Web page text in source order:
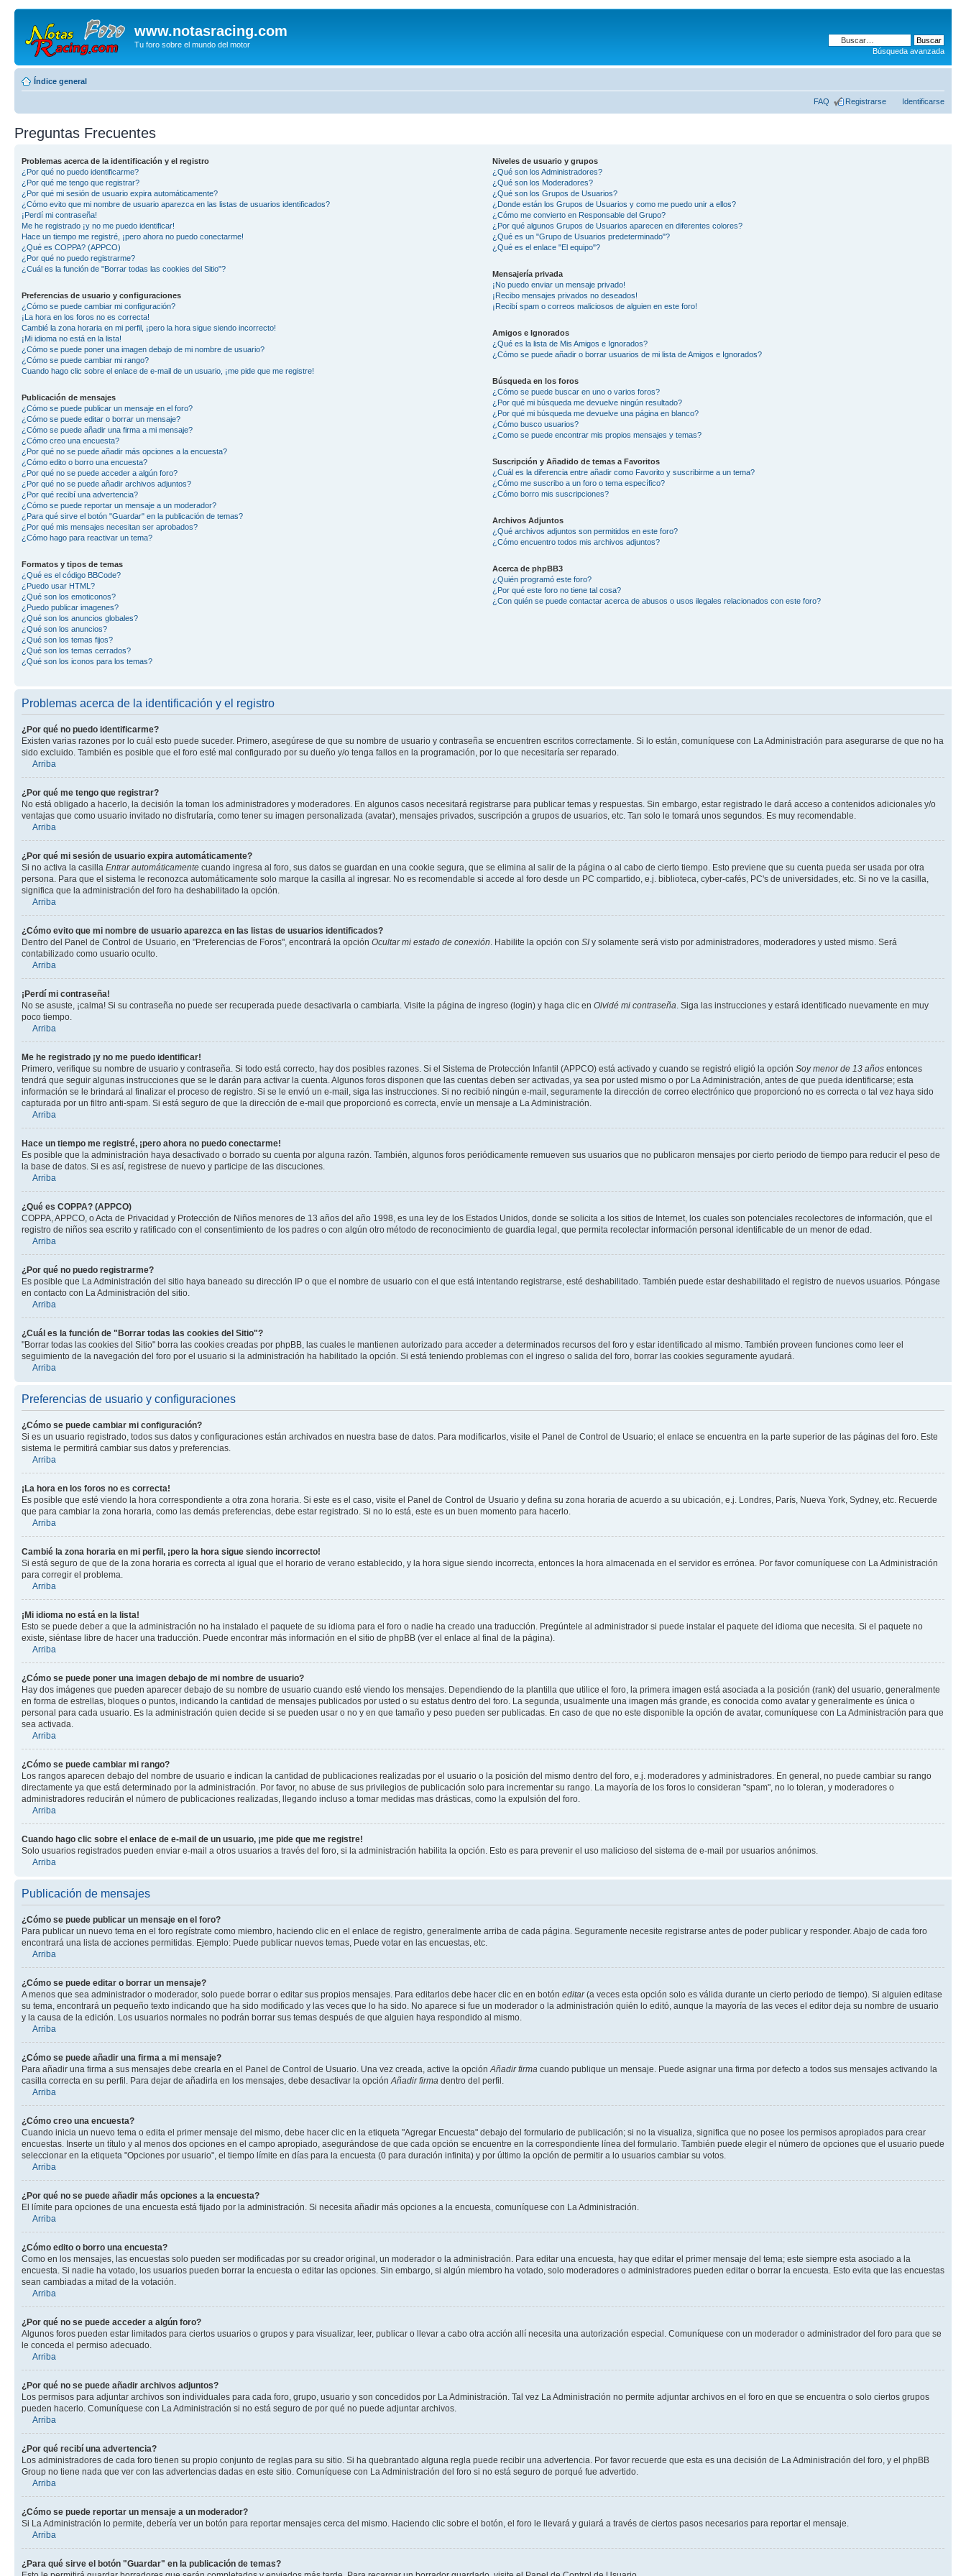
www.notasracing.com
Tu foro sobre el mundo del motor
Búsqueda avanzada
Índice general
FAQ Registrarse Identificarse
Preguntas Frecuentes
Problemas acerca de la identificación y el registro
¿Por qué no puedo identificarme?
¿Por qué me tengo que registrar?
¿Por qué mi sesión de usuario expira automáticamente?
¿Cómo evito que mi nombre de usuario aparezca en las listas de usuarios identificados?
¡Perdí mi contraseña!
Me he registrado ¡y no me puedo identificar!
Hace un tiempo me registré, ¡pero ahora no puedo conectarme!
¿Qué es COPPA? (APPCO)
¿Por qué no puedo registrarme?
¿Cuál es la función de "Borrar todas las cookies del Sitio"?
Preferencias de usuario y configuraciones
¿Cómo se puede cambiar mi configuración?
¡La hora en los foros no es correcta!
Cambié la zona horaria en mi perfil, ¡pero la hora sigue siendo incorrecto!
¡Mi idioma no está en la lista!
¿Cómo se puede poner una imagen debajo de mi nombre de usuario?
¿Cómo se puede cambiar mi rango?
Cuando hago clic sobre el enlace de e-mail de un usuario, ¡me pide que me registre!
Publicación de mensajes
¿Cómo se puede publicar un mensaje en el foro?
¿Cómo se puede editar o borrar un mensaje?
¿Cómo se puede añadir una firma a mi mensaje?
¿Cómo creo una encuesta?
¿Por qué no se puede añadir más opciones a la encuesta?
¿Cómo edito o borro una encuesta?
¿Por qué no se puede acceder a algún foro?
¿Por qué no se puede añadir archivos adjuntos?
¿Por qué recibí una advertencia?
¿Cómo se puede reportar un mensaje a un moderador?
¿Para qué sirve el botón "Guardar" en la publicación de temas?
¿Por qué mis mensajes necesitan ser aprobados?
¿Cómo hago para reactivar un tema?
Formatos y tipos de temas
¿Qué es el código BBCode?
¿Puedo usar HTML?
¿Qué son los emoticonos?
¿Puedo publicar imagenes?
¿Qué son los anuncios globales?
¿Qué son los anuncios?
¿Qué son los temas fijos?
¿Qué son los temas cerrados?
¿Qué son los iconos para los temas?
Niveles de usuario y grupos
¿Qué son los Administradores?
¿Qué son los Moderadores?
¿Qué son los Grupos de Usuarios?
¿Donde están los Grupos de Usuarios y como me puedo unir a ellos?
¿Cómo me convierto en Responsable del Grupo?
¿Por qué algunos Grupos de Usuarios aparecen en diferentes colores?
¿Qué es un "Grupo de Usuarios predeterminado"?
¿Qué es el enlace "El equipo"?
Mensajería privada
¡No puedo enviar un mensaje privado!
¡Recibo mensajes privados no deseados!
¡Recibí spam o correos maliciosos de alguien en este foro!
Amigos e Ignorados
¿Qué es la lista de Mis Amigos e Ignorados?
¿Cómo se puede añadir o borrar usuarios de mi lista de Amigos e Ignorados?
Búsqueda en los foros
¿Cómo se puede buscar en uno o varios foros?
¿Por qué mi búsqueda me devuelve ningún resultado?
¿Por qué mi búsqueda me devuelve una página en blanco?
¿Cómo busco usuarios?
¿Como se puede encontrar mis propios mensajes y temas?
Suscripción y Añadido de temas a Favoritos
¿Cuál es la diferencia entre añadir como Favorito y suscribirme a un tema?
¿Cómo me suscribo a un foro o tema específico?
¿Cómo borro mis suscripciones?
Archivos Adjuntos
¿Qué archivos adjuntos son permitidos en este foro?
¿Cómo encuentro todos mis archivos adjuntos?
Acerca de phpBB3
¿Quién programó este foro?
¿Por qué este foro no tiene tal cosa?
¿Con quién se puede contactar acerca de abusos o usos ilegales relacionados con este foro?
Problemas acerca de la identificación y el registro
¿Por qué no puedo identificarme?
Existen varias razones por lo cuál esto puede suceder. Primero, asegúrese de que su nombre de usuario y contraseña se encuentren escritos correctamente. Si lo están, comuníquese con La Administración para asegurarse de que no ha
sido excluido. También es posible que el foro esté mal configurado por su dueño y/o tenga fallos en la programación, por lo que necesitaría ser reparado.
Arriba
¿Por qué me tengo que registrar?
No está obligado a hacerlo, la decisión la toman los administradores y moderadores. En algunos casos necesitará registrarse para publicar temas y respuestas. Sin embargo, estar registrado le dará acceso a contenidos adicionales y/o
ventajas que como usuario invitado no disfrutaría, como tener su imagen personalizada (avatar), mensajes privados, suscripción a grupos de usuarios, etc. Tan solo le tomará unos segundos. Es muy recomendable.
Arriba
¿Por qué mi sesión de usuario expira automáticamente?
Si no activa la casilla Entrar automáticamente cuando ingresa al foro, sus datos se guardan en una cookie segura, que se elimina al salir de la página o al cabo de cierto tiempo. Esto previene que su cuenta pueda ser usada por otra
persona. Para que el sistema le reconozca automáticamente solo marque la casilla al ingresar. No es recomendable si accede al foro desde un PC compartido, e.j. biblioteca, cyber-cafés, PC's de universidades, etc. Si no ve la casilla,
significa que la administración del foro ha deshabilitado la opción.
Arriba
¿Cómo evito que mi nombre de usuario aparezca en las listas de usuarios identificados?
Dentro del Panel de Control de Usuario, en "Preferencias de Foros", encontrará la opción Ocultar mi estado de conexión . Habilite la opción con SI y solamente será visto por administradores, moderadores y usted mismo. Será
contabilizado como usuario oculto.
Arriba
¡Perdí mi contraseña!
No se asuste, ¡calma! Si su contraseña no puede ser recuperada puede desactivarla o cambiarla. Visite la página de ingreso (login) y haga clic en Olvidé mi contraseña . Siga las instrucciones y estará identificado nuevamente en muy
poco tiempo.
Arriba
Me he registrado ¡y no me puedo identificar!
Primero, verifique su nombre de usuario y contraseña. Si todo está correcto, hay dos posibles razones. Si el Sistema de Protección Infantil (APPCO) está activado y cuando se registró eligió la opción Soy menor de 13 años entonces
tendrá que seguir algunas instrucciones que se le darán para activar la cuenta. Algunos foros disponen que las cuentas deben ser activadas, ya sea por usted mismo o por La Administración, antes de que pueda identificarse; esta
información se le brindará al finalizar el proceso de registro. Si se le envió un e-mail, siga las instrucciones. Si no recibió ningún e-mail, seguramente la dirección de correo electrónico que proporcionó no es correcta o tal vez haya sido
capturada por un filtro anti-spam. Si está seguro de que la dirección de e-mail que proporcionó es correcta, envíe un mensaje a La Administración.
Arriba
Hace un tiempo me registré, ¡pero ahora no puedo conectarme!
Es posible que la administración haya desactivado o borrado su cuenta por alguna razón. También, algunos foros periódicamente remueven sus usuarios que no publicaron mensajes por cierto periodo de tiempo para reducir el peso de
la base de datos. Si es así, registrese de nuevo y participe de las discuciones.
Arriba
¿Qué es COPPA? (APPCO)
COPPA, APPCO, o Acta de Privacidad y Protección de Niños menores de 13 años del año 1998, es una ley de los Estados Unidos, donde se solicita a los sitios de Internet, los cuales son potenciales recolectores de información, que el
registro de niños sea escrito y ratificado con el consentimiento de los padres o con algún otro método de reconocimiento de guardia legal, que permita recolectar información personal identificable de un menor de edad.
Arriba
¿Por qué no puedo registrarme?
Es posible que La Administración del sitio haya baneado su dirección IP o que el nombre de usuario con el que está intentando registrarse, esté deshabilitado. También puede estar deshabilitado el registro de nuevos usuarios. Póngase
en contacto con La Administración del sitio.
Arriba
¿Cuál es la función de "Borrar todas las cookies del Sitio"?
"Borrar todas las cookies del Sitio" borra las cookies creadas por phpBB, las cuales le mantienen autorizado para acceder a determinados recursos del foro y estar identificado al mismo. También proveen funciones como leer el
seguimiento de la navegación del foro por el usuario si la administración ha habilitado la opción. Si está teniendo problemas con el ingreso o salida del foro, borrar las cookies seguramente ayudará.
Arriba
Preferencias de usuario y configuraciones
¿Cómo se puede cambiar mi configuración?
Si es un usuario registrado, todos sus datos y configuraciones están archivados en nuestra base de datos. Para modificarlos, visite el Panel de Control de Usuario; el enlace se encuentra en la parte superior de las páginas del foro. Este
sistema le permitirá cambiar sus datos y preferencias.
Arriba
¡La hora en los foros no es correcta!
Es posible que esté viendo la hora correspondiente a otra zona horaria. Si este es el caso, visite el Panel de Control de Usuario y defina su zona horaria de acuerdo a su ubicación, e.j. Londres, París, Nueva York, Sydney, etc. Recuerde
que para cambiar la zona horaria, como las demás preferencias, debe estar registrado. Si no lo está, este es un buen momento para hacerlo.
Arriba
Cambié la zona horaria en mi perfil, ¡pero la hora sigue siendo incorrecto!
Si está seguro de que de la zona horaria es correcta al igual que el horario de verano establecido, y la hora sigue siendo incorrecta, entonces la hora almacenada en el servidor es errónea. Por favor comuníquese con La Administración
para corregir el problema.
Arriba
¡Mi idioma no está en la lista!
Esto se puede deber a que la administración no ha instalado el paquete de su idioma para el foro o nadie ha creado una traducción. Pregúntele al administrador si puede instalar el paquete del idioma que necesita. Si el paquete no
existe, siéntase libre de hacer una traducción. Puede encontrar más información en el sitio de phpBB (ver el enlace al final de la página).
Arriba
¿Cómo se puede poner una imagen debajo de mi nombre de usuario?
Hay dos imágenes que pueden aparecer debajo de su nombre de usuario cuando esté viendo los mensajes. Dependiendo de la plantilla que utilice el foro, la primera imagen está asociada a la posición (rank) del usuario, generalmente
en forma de estrellas, bloques o puntos, indicando la cantidad de mensajes publicados por usted o su estatus dentro del foro. La segunda, usualmente una imagen más grande, es conocida como avatar y generalmente es única o
personal para cada usuario. Es la administración quien decide si se pueden usar o no y en que tamaño y peso pueden ser publicadas. En caso de que no este disponible la opción de avatar, comuníquese con La Administración para que
sea activada.
Arriba
¿Cómo se puede cambiar mi rango?
Los rangos aparecen debajo del nombre de usuario e indican la cantidad de publicaciones realizadas por el usuario o la posición del mismo dentro del foro, e.j. moderadores y administradores. En general, no puede cambiar su rango
directamente ya que está determinado por la administración. Por favor, no abuse de sus privilegios de publicación solo para incrementar su rango. La mayoría de los foros lo consideran "spam", no lo toleran, y moderadores o
administradores reducirán el número de publicaciones realizadas, llegando incluso a tomar medidas mas drásticas, como la expulsión del foro.
Arriba
Cuando hago clic sobre el enlace de e-mail de un usuario, ¡me pide que me registre!
Solo usuarios registrados pueden enviar e-mail a otros usuarios a través del foro, si la administración habilita la opción. Esto es para prevenir el uso malicioso del sistema de e-mail por usuarios anónimos.
Arriba
Publicación de mensajes
¿Cómo se puede publicar un mensaje en el foro?
Para publicar un nuevo tema en el foro regístrate como miembro, haciendo clic en el enlace de registro, generalmente arriba de cada página. Seguramente necesite registrarse antes de poder publicar y responder. Abajo de cada foro
encontrará una lista de acciones permitidas. Ejemplo: Puede publicar nuevos temas, Puede votar en las encuestas, etc.
Arriba
¿Cómo se puede editar o borrar un mensaje?
A menos que sea administrador o moderador, solo puede borrar o editar sus propios mensajes. Para editarlos debe hacer clic en en botón editar(a veces esta opción solo es válida durante un cierto periodo de tiempo). Si alguien editase
su tema, encontrará un pequeño texto indicando que ha sido modificado y las veces que lo ha sido. No aparece si fue un moderador o la administración quién lo editó, aunque la mayoría de las veces el editor deja su nombre de usuario
y la causa de la edición. Los usuarios normales no podrán borrar sus temas después de que alguien haya respondido al mismo.
Arriba
¿Cómo se puede añadir una firma a mi mensaje?
Para añadir una firma a sus mensajes debe crearla en el Panel de Control de Usuario. Una vez creada, active la opción Añadir firma cuando publique un mensaje. Puede asignar una firma por defecto a todos sus mensajes activando la
casilla correcta en su perfil. Para dejar de añadirla en los mensajes, debe desactivar la opción Añadir firma dentro del perfil.
Arriba
¿Cómo creo una encuesta?
Cuando inicia un nuevo tema o edita el primer mensaje del mismo, debe hacer clic en la etiqueta "Agregar Encuesta" debajo del formulario de publicación; si no la visualiza, significa que no posee los permisos apropiados para crear
encuestas. Inserte un título y al menos dos opciones en el campo apropiado, asegurándose de que cada opción se encuentre en la correspondiente línea del formulario. También puede elegir el número de opciones que el usuario puede
seleccionar en la etiqueta "Opciones por usuario", el tiempo límite en días para la encuesta (0 para duración infinita) y por último la opción de permitir a lo usuarios cambiar su votos.
Arriba
¿Por qué no se puede añadir más opciones a la encuesta?
El límite para opciones de una encuesta está fijado por la administración. Si necesita añadir más opciones a la encuesta, comuníquese con La Administración.
Arriba
¿Cómo edito o borro una encuesta?
Como en los mensajes, las encuestas solo pueden ser modificadas por su creador original, un moderador o la administración. Para editar una encuesta, hay que editar el primer mensaje del tema; este siempre esta asociado a la
encuesta. Si nadie ha votado, los usuarios pueden borrar la encuesta o editar las opciones. Sin embargo, si algún miembro ha votado, solo moderadores o administradores pueden editar o borrar la encuesta. Esto evita que las encuestas
sean cambiadas a mitad de la votación.
Arriba
¿Por qué no se puede acceder a algún foro?
Algunos foros pueden estar limitados para ciertos usuarios o grupos y para visualizar, leer, publicar o llevar a cabo otra acción allí necesita una autorización especial. Comuníquese con un moderador o administrador del foro para que se
le conceda el permiso adecuado.
Arriba
¿Por qué no se puede añadir archivos adjuntos?
Los permisos para adjuntar archivos son individuales para cada foro, grupo, usuario y son concedidos por La Administración. Tal vez La Administración no permite adjuntar archivos en el foro en que se encuentra o solo ciertos grupos
pueden hacerlo. Comuníquese con La Administración si no está seguro de por qué no puede adjuntar archivos.
Arriba
¿Por qué recibí una advertencia?
Los administradores de cada foro tienen su propio conjunto de reglas para su sitio. Si ha quebrantado alguna regla puede recibir una advertencia. Por favor recuerde que esta es una decisión de La Administración del foro, y el phpBB
Group no tiene nada que ver con las advertencias dadas en este sitio. Comuníquese con La Administración del foro si no está seguro de porqué fue advertido.
Arriba
¿Cómo se puede reportar un mensaje a un moderador?
Si La Administración lo permite, debería ver un botón para reportar mensajes cerca del mismo. Haciendo clic sobre el botón, el foro le llevará y guiará a través de ciertos pasos necesarios para reportar el mensaje.
Arriba
¿Para qué sirve el botón "Guardar" en la publicación de temas?